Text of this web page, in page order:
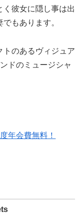
く彼女に隠し事は出
もあります。
トのあるヴィジュア
ドのミュージシャ
年会費無料！